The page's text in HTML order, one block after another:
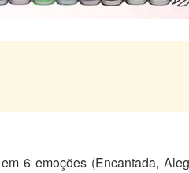
6 emoções (Encantada,